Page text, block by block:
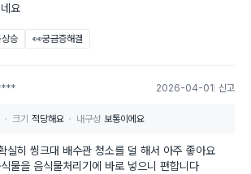
요
승 👀궁금증해결
2026-04-01 신고
크기 적당해요 내구성 보통이에요
실히 씽크대 배수관 청소를 덜 해서 아주 좋아요
물을 음식물처리기에 바로 넣으니 편합니다